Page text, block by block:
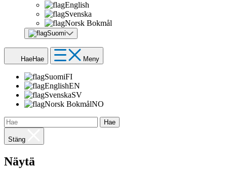
English
Svenska
Norsk Bokmål
Suomi
HaeHae Meny
SuomiFI
EnglishEN
SvenskaSV
Norsk BokmålNO
Hae
Stäng
Näytä